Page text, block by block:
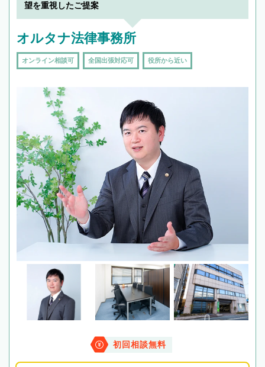
望を重視したご提案
オルタナ法律事務所
オンライン相談可 全国出張対応可 役所から近い
初回相談無料